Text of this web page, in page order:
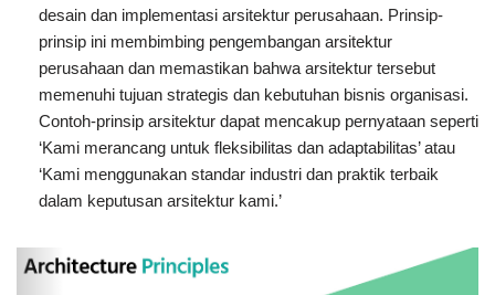
desain dan implementasi arsitektur perusahaan. Prinsip-
prinsip ini membimbing pengembangan arsitektur
perusahaan dan memastikan bahwa arsitektur tersebut
memenuhi tujuan strategis dan kebutuhan bisnis organisasi.
Contoh-prinsip arsitektur dapat mencakup pernyataan seperti
‘Kami merancang untuk fleksibilitas dan adaptabilitas’ atau
‘Kami menggunakan standar industri dan praktik terbaik
dalam keputusan arsitektur kami.’